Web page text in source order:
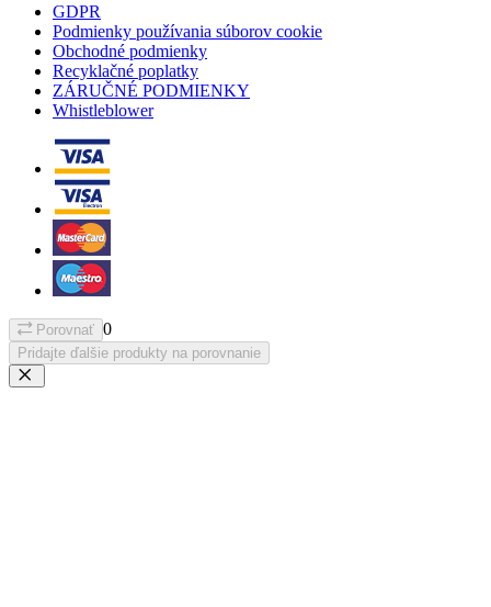
GDPR
Podmienky používania súborov cookie
Obchodné podmienky
Recyklačné poplatky
ZÁRUČNÉ PODMIENKY
Whistleblower
Porovnať 0
Pridajte ďalšie produkty na porovnanie